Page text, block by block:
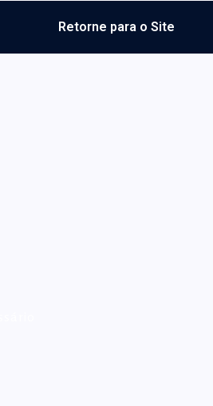
Retorne para o Site